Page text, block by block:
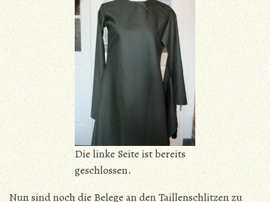
Die linke Seite ist bereits
geschlossen.
Nun sind noch die Belege an den Taillenschlitzen zu